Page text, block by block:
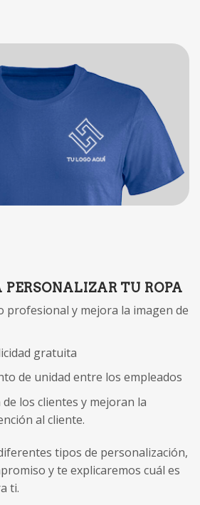
TU ROPA
profesional y mejora la imagen de
gratuita
de unidad entre los empleados
los clientes y mejoran la
al cliente.
tipos de personalización,
y te explicaremos cuál es
ti.